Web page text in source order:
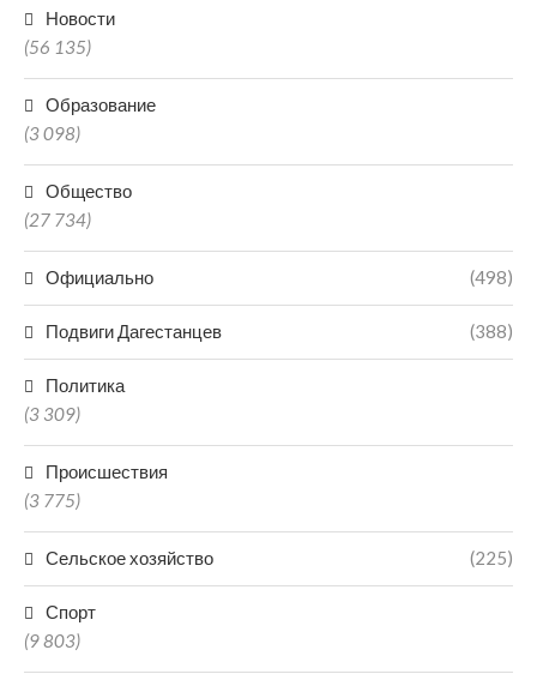
Новости
(56 135)
Образование
(3 098)
Общество
(27 734)
Официально (498)
Подвиги Дагестанцев (388)
Политика
(3 309)
Происшествия
(3 775)
Сельское хозяйство (225)
Спорт
(9 803)